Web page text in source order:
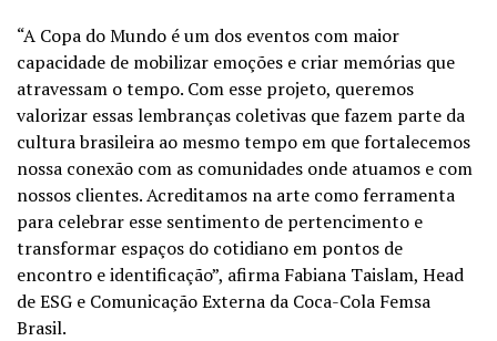
“A Copa do Mundo é um dos eventos com maior
capacidade de mobilizar emoções e criar memórias que
atravessam o tempo. Com esse projeto, queremos
valorizar essas lembranças coletivas que fazem parte da
cultura brasileira ao mesmo tempo em que fortalecemos
nossa conexão com as comunidades onde atuamos e com
nossos clientes. Acreditamos na arte como ferramenta
para celebrar esse sentimento de pertencimento e
transformar espaços do cotidiano em pontos de
encontro e identificação”, afirma Fabiana Taislam, Head
de ESG e Comunicação Externa da Coca-Cola Femsa
Brasil.